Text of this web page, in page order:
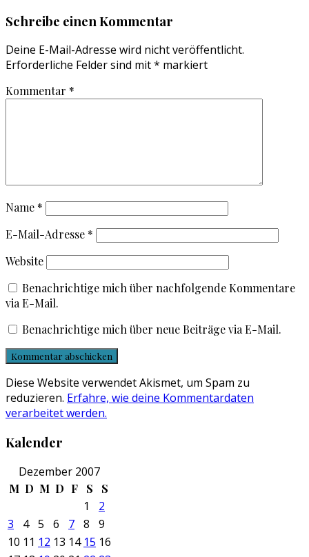
Schreibe einen Kommentar
Deine E-Mail-Adresse wird nicht veröffentlicht.
Erforderliche Felder sind mit* markiert
Kommentar *
Name *
E-Mail-Adresse *
Website
Benachrichtige mich über nachfolgende Kommentare
via E-Mail.
Benachrichtige mich über neue Beiträge via E-Mail.
Diese Website verwendet Akismet, um Spam zu
reduzieren. Erfahre, wie deine Kommentardaten
verarbeitet werden.
Kalender
Dezember 2007
M D M D F S S
1
2
3
4 5 6 7 8
9
10 11 12 13 14 15 16